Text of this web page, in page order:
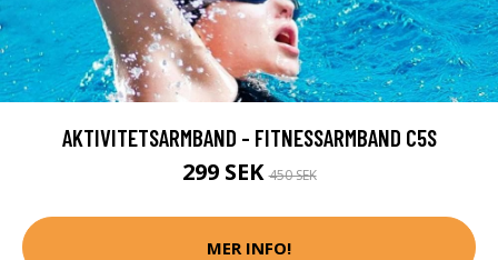
AKTIVITETSARMBAND - FITNESSARMBAND C5S
299 SEK450 SEK
MER INFO!